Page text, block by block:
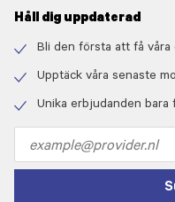
Håll dig uppdaterad
icon
Bli den första att få våra
icon
Upptäck våra senaste
Unika erbjudanden bara
address